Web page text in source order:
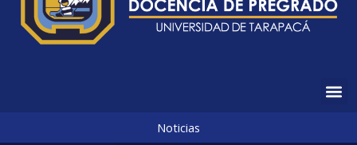
Noticias